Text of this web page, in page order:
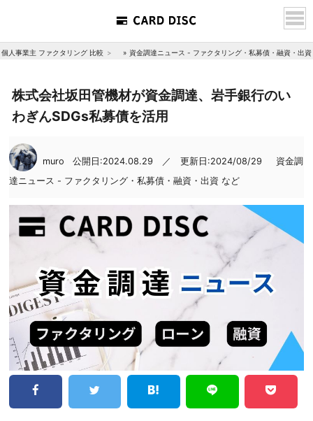
個人事業主 ファクタリング 比較 » 資金調達ニュース - ファクタリング・私募債・融資・出
株式会社坂田管機材が資金調達、岩手銀行のい
わぎんSDGs私募債を活用
muro 公開日:2024.08.29 ／ 更新日:2024/08/29
資金調
達ニュース - ファクタリング・私募債・融資・出資 など